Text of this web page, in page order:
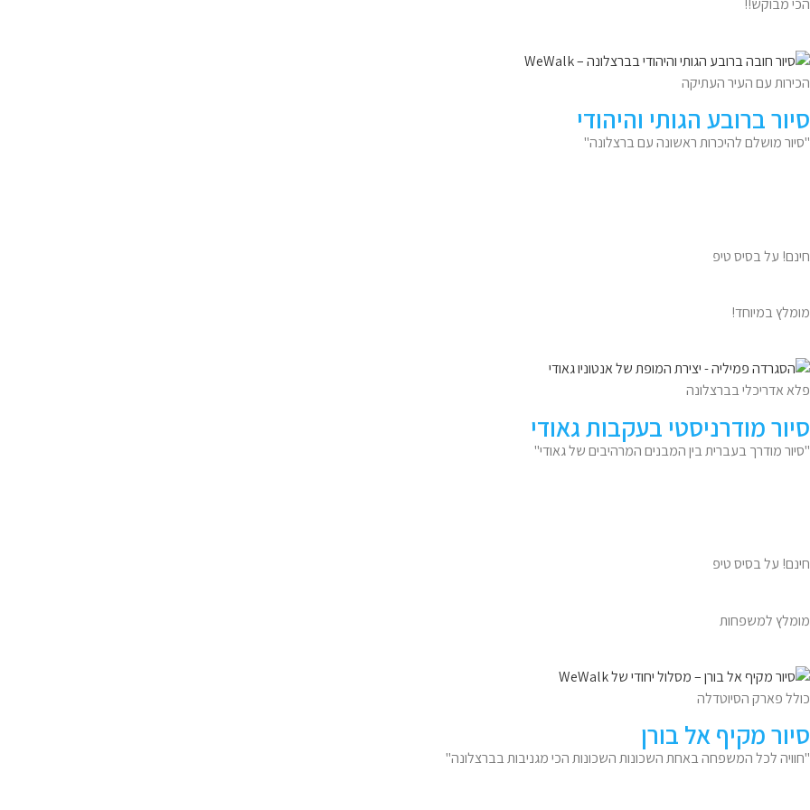
הכי מבוקש!!
הכירות עם העיר העתיקה
סיור ברובע הגותי והיהודי
"סיור מושלם להיכרות ראשונה עם ברצלונה"
חינם! על בסיס טיפ
מומלץ במיוחד!
פלא אדריכלי בברצלונה
סיור מודרניסטי בעקבות גאודי
"סיור מודרך בעברית בין המבנים המרהיבים של גאודי"
חינם! על בסיס טיפ
מומלץ למשפחות
כולל פארק הסיוטדלה
סיור מקיף אל בורן
"חוויה לכל המשפחה באחת השכונות השכונות הכי מגניבות בברצלונה"